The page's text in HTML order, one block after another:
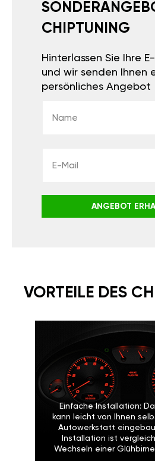
CHIPTUNING
Hinterlassen Sie Ihre
und wir senden Ihnen
persönliches Angebot
ANGEBOT
VORTEILE DES
Einfache Installation:
kann leicht von Ihnen
Autowerkstatt
Installation ist
Wechseln einer